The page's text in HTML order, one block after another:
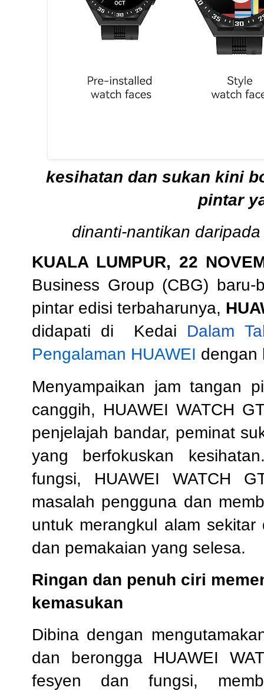
kesihatan dan sukan kini
pintar
dinanti-nantikan
KUALA LUMPUR, 22
Business Group (CBG)
pintar edisi terbaharunya,
didapati di
Kedai Dalam
Pengalaman HUAWEI dengan
Menyampaikan jam tangan
canggih, HUAWEI WATCH
penjelajah bandar, peminat
yang berfokuskan
fungsi, HUAWEI WATCH
masalah pengguna dan
untuk merangkul alam
dan pemakaian yang selesa.
Ringan dan penuh ciri
kemasukan
Dibina dengan
dan berongga HUAWEI
fesyen dan fungsi,